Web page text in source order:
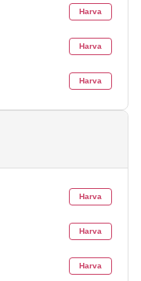
Harva
Harva
Harva
Harva
Harva
Harva